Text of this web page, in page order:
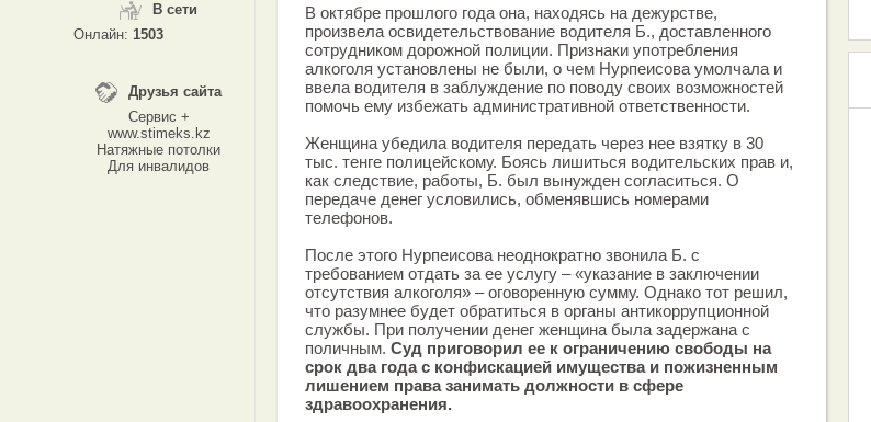
В сети
Онлайн: 1503
Друзья сайта
Сервис +
www.stimeks.kz
Натяжные потолки
Для инвалидов
В октябре прошлого года она, находясь на дежурстве,
произвела освидетельствование водителя Б., доставленного
сотрудником дорожной полиции. Признаки употребления
алкоголя установлены не были, о чем Нурпеисова умолчала и
ввела водителя в заблуждение по поводу своих возможностей
помочь ему избежать административной ответственности.
Женщина убедила водителя передать через нее взятку в 30
тыс. тенге полицейскому. Боясь лишиться водительских прав и,
как следствие, работы, Б. был вынужден согласиться. О
передаче денег условились, обменявшись номерами
телефонов.
После этого Нурпеисова неоднократно звонила Б. с
требованием отдать за ее услугу – «указание в заключении
отсутствия алкоголя» – оговоренную сумму. Однако тот решил,
что разумнее будет обратиться в органы антикоррупционной
службы. При получении денег женщина была задержана с
поличным. Суд приговорил ее к ограничению свободы на
срок два года с конфискацией имущества и пожизненным
лишением права занимать должности в сфере
здравоохранения.